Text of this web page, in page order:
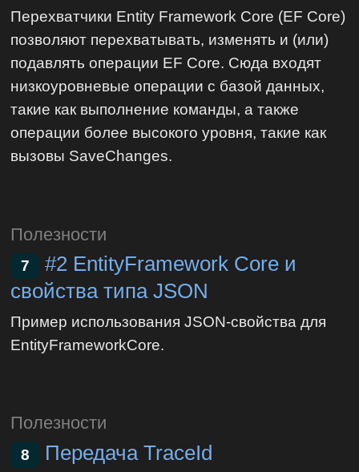
Перехватчики Entity Framework Core (EF Core)
позволяют перехватывать, изменять и (или)
подавлять операции EF Core. Сюда входят
низкоуровневые операции с базой данных,
такие как выполнение команды, а также
операции более высокого уровня, такие как
вызовы SaveChanges.
Полезности
7
#2 EntityFramework Core и
свойства типа JSON
Пример использования JSON-свойства для
EntityFrameworkCore.
Полезности
8
Передача TraceId